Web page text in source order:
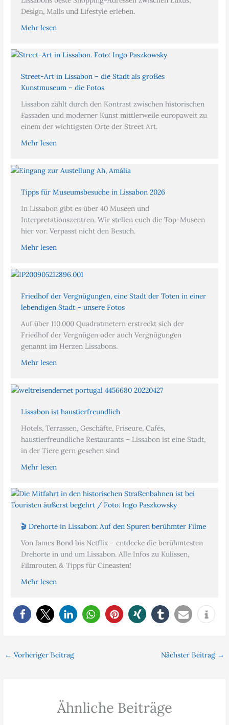
Design, Malls und Lifestyle erleben.
Mehr lesen
Street-Art in Lissabon – die Stadt als großes
Kunstmuseum – die Fotos
Lissabon zählt durch den Kontrast zwischen historischen
Fassaden und moderner Kunst mittlerweile europaweit zu
einem der wichtigsten Orte der Street Art.
Mehr lesen
Tipps für Museumsbesuche in Lissabon 2026
In Lissabon gibt es über 40 Museen und
Interpretationszentren. Wir stellen euch die Top-Museen
hier vor. Verpasst nicht den Besuch.
Mehr lesen
Friedhof der Vergnügungen, eine Stadt der Toten in einer
lebendigen Stadt – unsere Fotos
Auf über 110.000 Quadratmetern erstreckt sich der
Friedhof der Vergnügen oder auch Vergnügungen
genannt im Herzen Lissabons.
Mehr lesen
Lissabon ist haustierfreundlich
Hotels, Terrassen, Geschäfte, Friseure, Cafés,
haustierfreundliche Restaurants – Lissabon ist eine Stadt,
in der Tiere gern gesehen sind
Mehr lesen
🎬 Drehorte in Lissabon: Auf den Spuren berühmter Filme
Von James Bond bis Netflix – entdecke die berühmtesten
Drehorte in und um Lissabon. Alle Infos zu Kulissen,
Filmrouten & Tipps für Cineasten!
Mehr lesen
← Vorheriger Beitrag Nächster Beitrag →
Ähnliche Beiträge